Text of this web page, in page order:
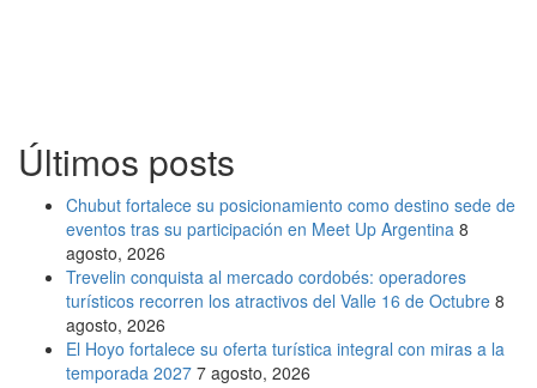
Últimos posts
Chubut fortalece su posicionamiento como destino sede de
eventos tras su participación en Meet Up Argentina 8
agosto, 2026
Trevelin conquista al mercado cordobés: operadores
turísticos recorren los atractivos del Valle 16 de Octubre 8
agosto, 2026
El Hoyo fortalece su oferta turística integral con miras a la
temporada 2027 7 agosto, 2026